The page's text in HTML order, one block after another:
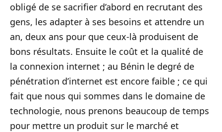
obligé de se sacrifier d’abord en recrutant des
gens, les adapter à ses besoins et attendre un
an, deux ans pour que ceux-là produisent de
bons résultats. Ensuite le coût et la qualité de
la connexion internet ; au Bénin le degré de
pénétration d’internet est encore faible ; ce qui
fait que nous qui sommes dans le domaine de
technologie, nous prenons beaucoup de temps
pour mettre un produit sur le marché et